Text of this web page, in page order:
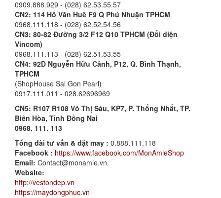
0909.888.929 - (028) 62.53.55.57
CN2: 114 Hồ Văn Huê F9 Q Phú Nhuận TPHCM
0968.111.118 - (028) 62.52.54.56
CN3: 80-82 Đường 3/2 F12 Q10 TPHCM (Đối diện
Vincom)
0968.111.113 - (028) 62.51.53.55
CN4: 92D Nguyễn Hữu Cảnh, P12, Q. Bình Thạnh,
TPHCM
(ShopHouse Sai Gon Pearl)
0917.111.011 - 028.62696969
CN5: R107 R108 Võ Thị Sáu, KP7, P. Thống Nhất, TP.
Biên Hòa, Tỉnh Đồng Nai
0968. 111. 113
Tổng đài tư vấn & đặt may : 0.888.111.118
Facebook : https://www.facebook.com/MonAmieShop
Email: Contact@monamie.vn
Website:
http://vestondep.vn
https://maydongphuc.vn